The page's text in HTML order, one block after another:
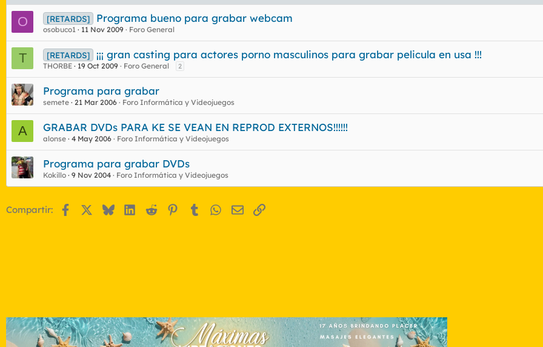
O
[RETARDS] Programa bueno para grabar webcam
osobuco1 11 Nov 2009 Foro General
T [RETARDS] ¡¡¡ gran casting para actores porno masculinos para grabar pelicula en usa !!!
THORBE 19 Oct 2009 Foro General 2
Programa para grabar
semete 21 Mar 2006 Foro Informática y Videojuegos
A GRABAR DVDs PARA KE SE VEAN EN REPROD EXTERNOS!!!!!!
alonse 4 May 2006 Foro Informática y Videojuegos
Programa para grabar DVDs
Kokillo 9 Nov 2004 Foro Informática y Videojuegos
Compartir: FacebookBlueskyLinkedIn
Reddit Pinterest
Tumblr WhatsApp
EmailEnlace